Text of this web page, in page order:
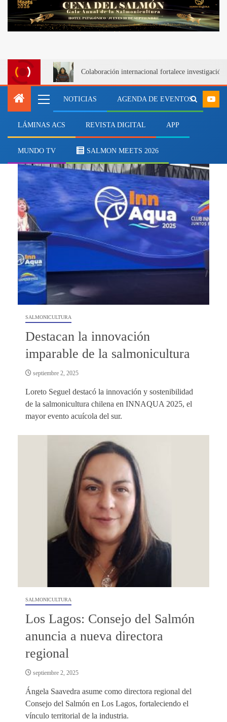
Colaboración internacional fortalece
NOTICIAS AGENDA DE EVENTOS
LÁMINAS ACS REVISTA DIGITAL APP
MUNDO TV SALMON MEETS 2026
LosLagos
SALMONICULTURA
Destacan la innovación
imparable de la salmonicultura
septiembre 2, 2025
Loreto Seguel destacó la innovación y sostenibilidad
de la salmonicultura chilena en INNAQUA 2025, el
mayor evento acuícola del sur.
SALMONICULTURA
Los Lagos: Consejo del Salmón
anuncia a nueva directora
regional
septiembre 2, 2025
Ángela Saavedra asume como directora regional del
Consejo del Salmón en Los Lagos, fortaleciendo el
vínculo territorial de la industria.